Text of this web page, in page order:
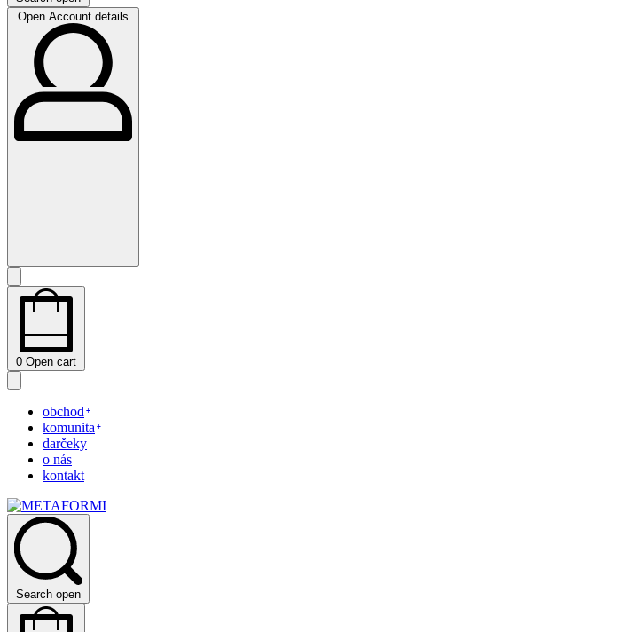
Open Account details
0 Open cart
obchod
komunita
darčeky
o nás
kontakt
Search open